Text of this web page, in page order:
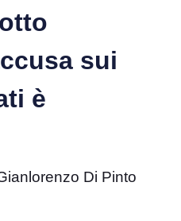
sui
è
Di Pinto